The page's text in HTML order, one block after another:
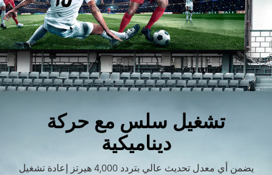
تشغيل سلس مع حركة
ديناميكية
يضمن أي معدل تحديث عالي بتردد 4,000 هيرتز إعادة تشغيل